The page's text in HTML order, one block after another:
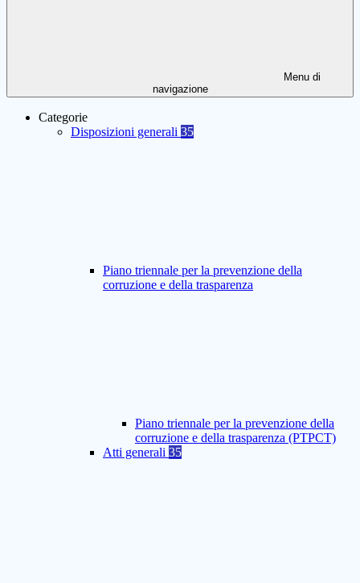
Menu di
navigazione
Categorie
Disposizioni generali 35
Piano triennale per la prevenzione della
corruzione e della trasparenza
Piano triennale per la prevenzione della
corruzione e della trasparenza (PTPCT)
Atti generali 35